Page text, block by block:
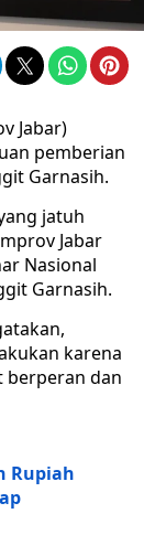
Jabar)
pemberian
Garnasih.
jatuh
Jabar
Nasional
Garnasih.
karena
berperan dan
Rupiah